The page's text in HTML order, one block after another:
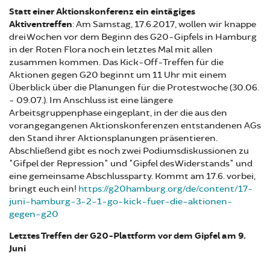
Statt einer Aktionskonferenz ein eintägiges
Aktiventreffen: Am Samstag, 17.6.2017, wollen wir knappe
drei Wochen vor dem Beginn des G20-Gipfels in Hamburg
in der Roten Flora noch ein letztes Mal mit allen
zusammen kommen. Das Kick-Off-Treffen für die
Aktionen gegen G20 beginnt um 11 Uhr mit einem
Überblick über die Planungen für die Protestwoche (30.06.
- 09.07.). Im Anschluss ist eine längere
Arbeitsgruppenphase eingeplant, in der die aus den
vorangegangenen Aktionskonferenzen entstandenen AGs
den Stand ihrer Aktionsplanungen präsentieren.
Abschließend gibt es noch zwei Podiumsdiskussionen zu
"Gifpel der Repression" und "Gipfel des Widerstands" und
eine gemeinsame Abschlussparty. Kommt am 17.6. vorbei,
bringt euch ein! https://g20hamburg.org/de/content/17-
juni-hamburg-3-2-1-go-kick-fuer-die-aktionen-
gegen-g20
Letztes Treffen der G20-Plattform vor dem Gipfel am 9.
Juni